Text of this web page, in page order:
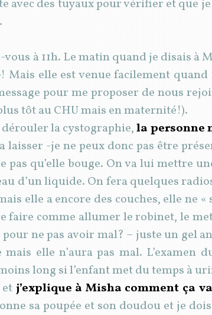
avec des tuyaux pour vérifier et que je
à 11h. Le matin quand je disais à
Mais elle est venue facilement
pour me proposer de nous
tôt au CHU mais en maternité!).
dérouler la cystographie,la personne
laisser -je ne peux donc pas être
pas qu’elle bouge. On va lui mettre
d’un liquide. On fera quelques
elle a encore des couches, elle ne «
faire comme allumer le robinet, le
ne pas avoir mal? – juste un gel
mais elle n’aura pas mal.
long si l’enfant met du temps à
j’explique à Misha comment ça
sa poupée et son doudou et je